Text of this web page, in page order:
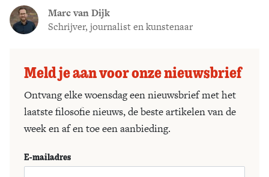
Marc van Dijk
Schrijver, journalist en kunstenaar
Meld je aan voor onze nieuwsbrief
Ontvang elke woensdag een nieuwsbrief met het
laatste filosofie nieuws, de beste artikelen van de
week en af en toe een aanbieding.
E-mailadres